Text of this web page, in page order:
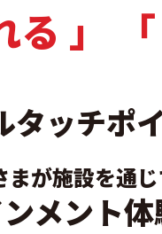
る 」 「
タッチポ
が施設を通
メント